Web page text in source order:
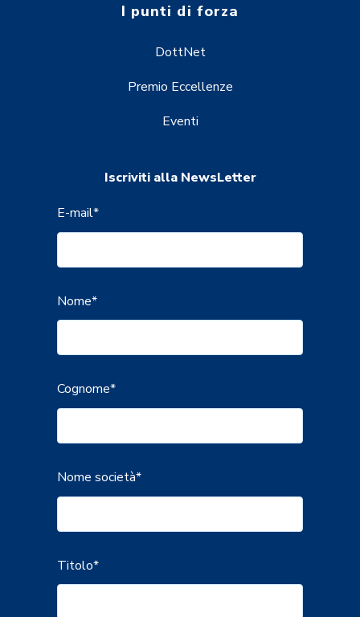
I punti di forza
DottNet
Premio Eccellenze
Eventi
Iscriviti alla NewsLetter
E-mail*
Nome*
Cognome*
Nome società*
Titolo*